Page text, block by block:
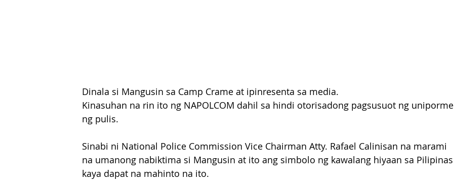
Dinala si Mangusin sa Camp Crame at ipinresenta sa media.
Kinasuhan na rin ito ng NAPOLCOM dahil sa hindi otorisadong pagsusuot ng uniporme
ng pulis.
Sinabi ni National Police Commission Vice Chairman Atty. Rafael Calinisan na marami
na umanong nabiktima si Mangusin at ito ang simbolo ng kawalang hiyaan sa Pilipinas
kaya dapat na mahinto na ito.